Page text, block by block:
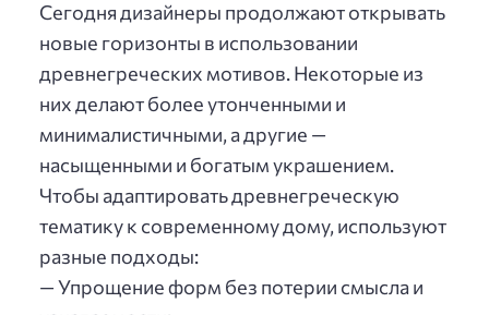
Сегодня дизайнеры продолжают открывать
новые горизонты в использовании
древнегреческих мотивов. Некоторые из
них делают более утонченными и
минималистичными, а другие —
насыщенными и богатым украшением.
Чтобы адаптировать древнегреческую
тематику к современному дому, используют
разные подходы:
— Упрощение форм без потерии смысла и